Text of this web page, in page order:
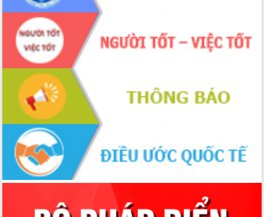
Triển khai đồng bộ đo đạc, lập hồ sơ
địa chính, hoàn thiện cơ sở dữ liệu đất
đai
Ứng dụng sinh trắc học - Bước tiến
trong hành trình chuyển đổi số tại Đắk
Lắk
Đắk Lắk nâng cao hiệu quả công tác
Đảng từ Sổ tay đảng viên điện tử
Đắk Lắk đẩy mạnh nuôi biển công
nghệ, hướng tới phát triển thủy sản
bền vững
Tập huấn nâng cao năng lực triển khai
chuyển đổi số cho cán bộ, công chức
cấp xã
Đắk Lắk phát động hưởng ứng Ngày
Quyền của người tiêu dùng Việt Nam